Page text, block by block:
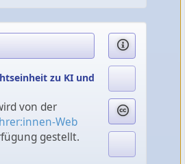
zu KI und
von der
Web
gestellt.